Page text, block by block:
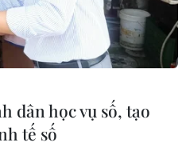
tư thận
Đông
liên tiếp,
7 tuần
dân học vụ số, tạo
tế số